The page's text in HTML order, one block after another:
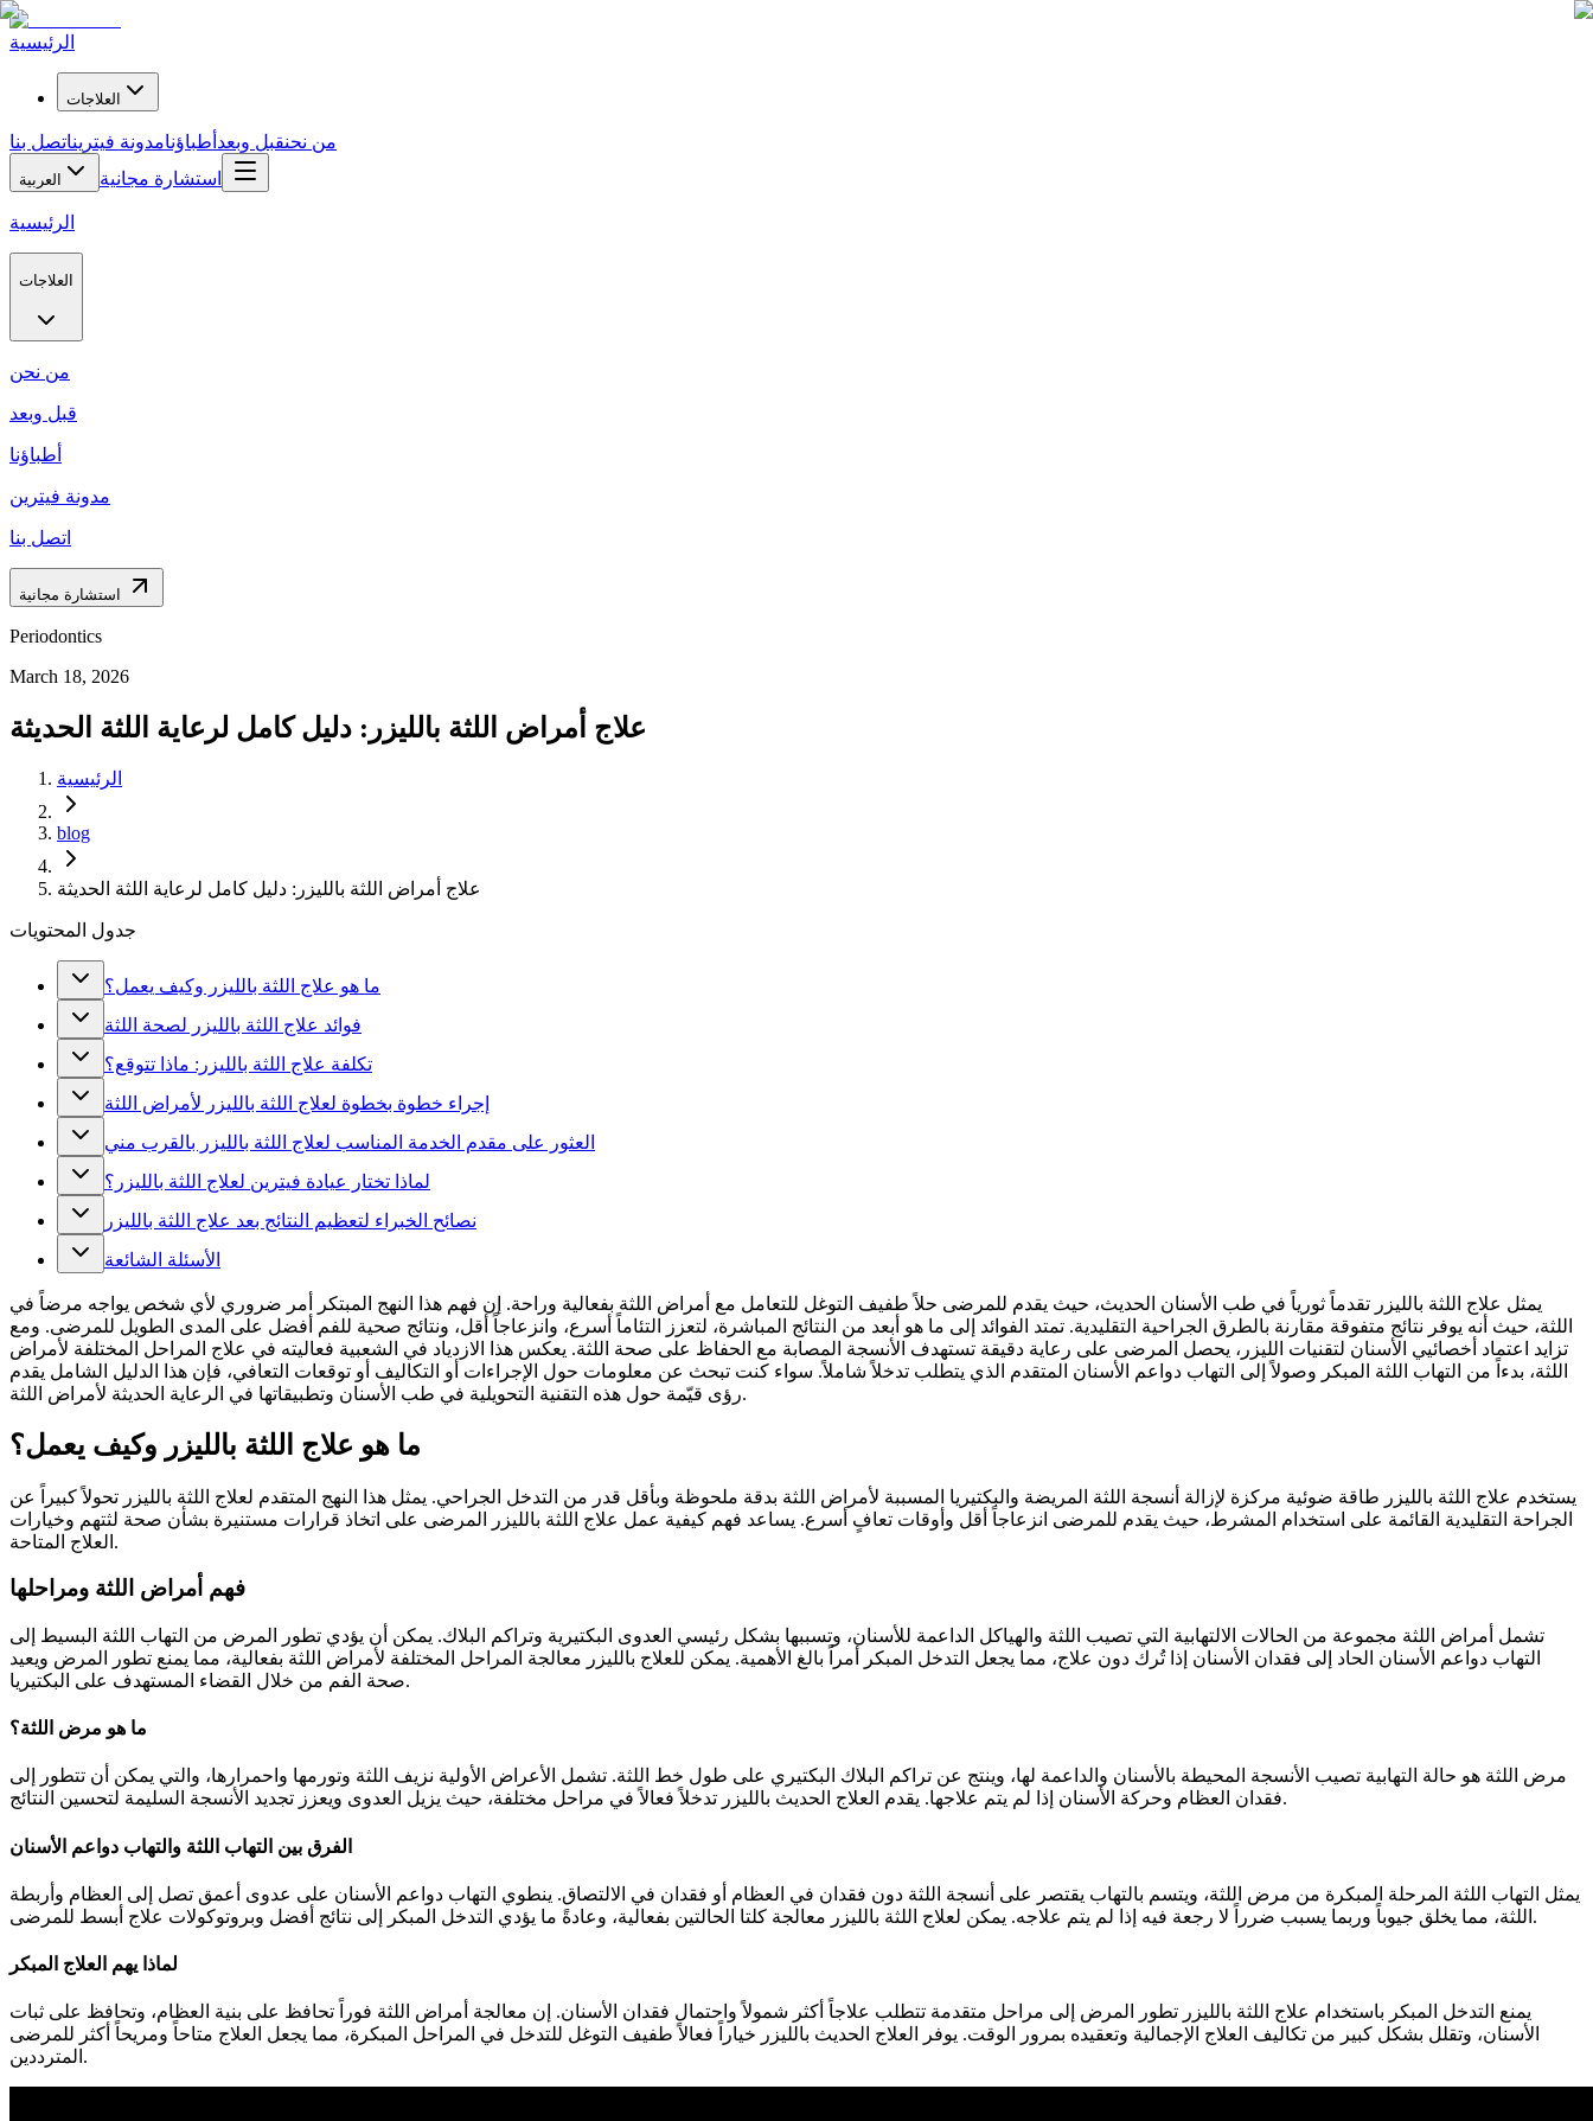
الرئيسية
العلاجات
من نحنقبل وبعد أطباؤنامدونة فيتريناتصل بنا
العربية استشارة مجانية
الرئيسية
العلاجات
من نحن
قبل وبعد
أطباؤنا
مدونة فيترين
اتصل بنا
استشارة مجانية
Periodontics
March 18, 2026
علاج أمراض اللثة بالليزر: دليل كامل لرعاية اللثة الحديثة
الرئيسية
blog
علاج أمراض اللثة بالليزر: دليل كامل لرعاية اللثة الحديثة
جدول المحتويات
ما هو علاج اللثة بالليزر وكيف يعمل؟
فوائد علاج اللثة بالليزر لصحة اللثة
تكلفة علاج اللثة بالليزر: ماذا تتوقع؟
إجراء خطوة بخطوة لعلاج اللثة بالليزر لأمراض اللثة
العثور على مقدم الخدمة المناسب لعلاج اللثة بالليزر بالقرب مني
لماذا تختار عيادة فيترين لعلاج اللثة بالليزر؟
نصائح الخبراء لتعظيم النتائج بعد علاج اللثة بالليزر
الأسئلة الشائعة
يمثل علاج اللثة بالليزر تقدماً ثورياً في طب الأسنان الحديث، حيث يقدم للمرضى حلاً طفيف التوغل للتعامل مع أمراض اللثة بفعالية وراحة. إن فهم هذا النهج المبتكر أمر ضروري لأي شخص يواجه مرضاً في
اللثة، حيث أنه يوفر نتائج متفوقة مقارنة بالطرق الجراحية التقليدية. تمتد الفوائد إلى ما هو أبعد من النتائج المباشرة، لتعزز التئاماً أسرع، وانزعاجاً أقل، ونتائج صحية للفم أفضل على المدى الطويل للمرضى. ومع
تزايد اعتماد أخصائيي الأسنان لتقنيات الليزر، يحصل المرضى على رعاية دقيقة تستهدف الأنسجة المصابة مع الحفاظ على صحة اللثة. يعكس هذا الازدياد في الشعبية فعاليته في علاج المراحل المختلفة لأمراض
اللثة، بدءاً من التهاب اللثة المبكر وصولاً إلى التهاب دواعم الأسنان المتقدم الذي يتطلب تدخلاً شاملاً. سواء كنت تبحث عن معلومات حول الإجراءات أو التكاليف أو توقعات التعافي، فإن هذا الدليل الشامل يقدم
رؤى قيّمة حول هذه التقنية التحويلية في طب الأسنان وتطبيقاتها في الرعاية الحديثة لأمراض اللثة.
ما هو علاج اللثة بالليزر وكيف يعمل؟
يستخدم علاج اللثة بالليزر طاقة ضوئية مركزة لإزالة أنسجة اللثة المريضة والبكتيريا المسببة لأمراض اللثة بدقة ملحوظة وبأقل قدر من التدخل الجراحي. يمثل هذا النهج المتقدم لعلاج اللثة بالليزر تحولاً كبيراً عن
الجراحة التقليدية القائمة على استخدام المشرط، حيث يقدم للمرضى انزعاجاً أقل وأوقات تعافٍ أسرع. يساعد فهم كيفية عمل علاج اللثة بالليزر المرضى على اتخاذ قرارات مستنيرة بشأن صحة لثتهم وخيارات
العلاج المتاحة.
فهم أمراض اللثة ومراحلها
تشمل أمراض اللثة مجموعة من الحالات الالتهابية التي تصيب اللثة والهياكل الداعمة للأسنان، وتسببها بشكل رئيسي العدوى البكتيرية وتراكم البلاك. يمكن أن يؤدي تطور المرض من التهاب اللثة البسيط إلى
التهاب دواعم الأسنان الحاد إلى فقدان الأسنان إذا تُرك دون علاج، مما يجعل التدخل المبكر أمراً بالغ الأهمية. يمكن للعلاج بالليزر معالجة المراحل المختلفة لأمراض اللثة بفعالية، مما يمنع تطور المرض ويعيد
صحة الفم من خلال القضاء المستهدف على البكتيريا.
ما هو مرض اللثة؟
مرض اللثة هو حالة التهابية تصيب الأنسجة المحيطة بالأسنان والداعمة لها، وينتج عن تراكم البلاك البكتيري على طول خط اللثة. تشمل الأعراض الأولية نزيف اللثة وتورمها واحمرارها، والتي يمكن أن تتطور إلى
فقدان العظام وحركة الأسنان إذا لم يتم علاجها. يقدم العلاج الحديث بالليزر تدخلاً فعالاً في مراحل مختلفة، حيث يزيل العدوى ويعزز تجديد الأنسجة السليمة لتحسين النتائج.
الفرق بين التهاب اللثة والتهاب دواعم الأسنان
يمثل التهاب اللثة المرحلة المبكرة من مرض اللثة، ويتسم بالتهاب يقتصر على أنسجة اللثة دون فقدان في العظام أو فقدان في الالتصاق. ينطوي التهاب دواعم الأسنان على عدوى أعمق تصل إلى العظام وأربطة
اللثة، مما يخلق جيوباً وربما يسبب ضرراً لا رجعة فيه إذا لم يتم علاجه. يمكن لعلاج اللثة بالليزر معالجة كلتا الحالتين بفعالية، وعادةً ما يؤدي التدخل المبكر إلى نتائج أفضل وبروتوكولات علاج أبسط للمرضى.
لماذا يهم العلاج المبكر
يمنع التدخل المبكر باستخدام علاج اللثة بالليزر تطور المرض إلى مراحل متقدمة تتطلب علاجاً أكثر شمولاً واحتمال فقدان الأسنان. إن معالجة أمراض اللثة فوراً تحافظ على بنية العظام، وتحافظ على ثبات
الأسنان، وتقلل بشكل كبير من تكاليف العلاج الإجمالية وتعقيده بمرور الوقت. يوفر العلاج الحديث بالليزر خياراً فعالاً طفيف التوغل للتدخل في المراحل المبكرة، مما يجعل العلاج متاحاً ومريحاً أكثر للمرضى
المترددين.